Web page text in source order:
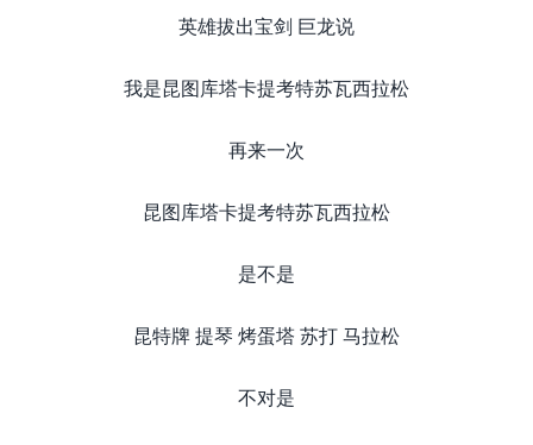
英雄拔出宝剑 巨龙说
我是昆图库塔卡提考特苏瓦西拉松
再来一次
昆图库塔卡提考特苏瓦西拉松
是不是
昆特牌 提琴 烤蛋塔 苏打 马拉松
不对是